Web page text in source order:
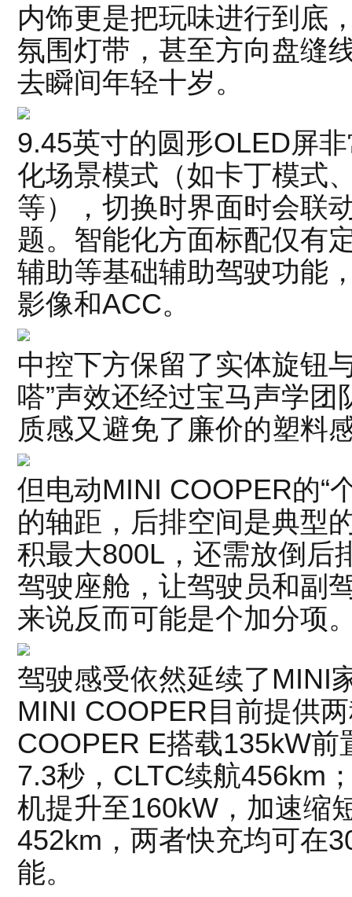
内饰更是把玩味进行到底
氛围灯带，甚至方向盘缝
去瞬间年轻十岁。
9.45英寸的圆形OLED屏
化场景模式（如卡丁模式
等），切换时界面时会联
题。智能化方面标配仅有
辅助等基础辅助驾驶功能
影像和ACC。
中控下方保留了实体旋钮
嗒”声效还经过宝马声学
质感又避免了廉价的塑料
但电动MINI COOPER的“
的轴距，后排空间是典型
积最大800L，还需放倒后
驾驶座舱，让驾驶员和副
来说反而可能是个加分项
驾驶感受依然延续了MINI
MINI COOPER目前提供
COOPER E搭载135kW
7.3秒，CLTC续航456km
机提升至160kW，加速缩
452km，两者快充均可在
能。